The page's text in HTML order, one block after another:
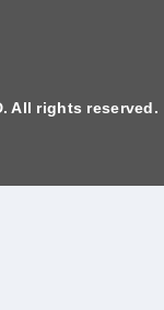
All rights reserved.